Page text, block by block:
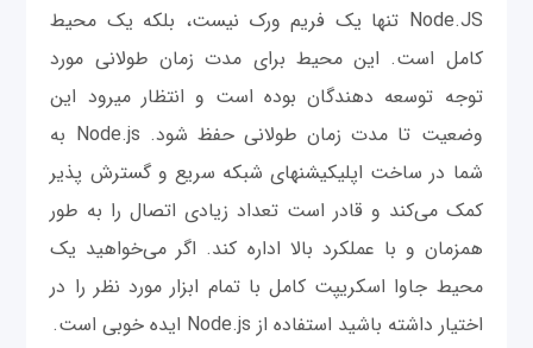
Node.JS تنها یک فریم ورک نیست، بلکه یک محیط
کامل است. این محیط برای مدت زمان طولانی مورد
توجه توسعه دهندگان بوده است و انتظار ميرود این
وضعیت تا مدت زمان طولانی حفظ شود. Node.js به
شما در ساخت اپلیکیشن‎های شبکه سریع و گسترش پذیر
کمک می‌کند و قادر است تعداد زیادی اتصال را به طور
همزمان و با عملکرد بالا اداره کند. اگر می‌خواهید یک
محیط جاوا اسکریپت کامل با تمام ابزار مورد نظر را در
اختیار داشته باشید استفاده از Node.js ایده خوبی است.